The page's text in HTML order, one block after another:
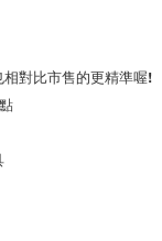
對比市售的更精準喔!